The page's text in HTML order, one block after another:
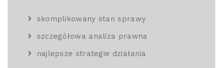
skomplikowany stan sprawy
szczegółowa analiza prawna
najlepsze strategie działania